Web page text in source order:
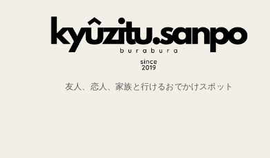
友人、恋人、家族と行けるおでかけスポット